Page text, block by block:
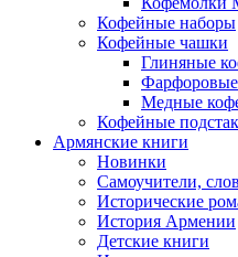
Кофейные наборы
Кофейные чашки
Глиняные
Медные
Кофейные
Армянские книги
Новинки
Самоучители,
Исторические
История Армении
Детские книги